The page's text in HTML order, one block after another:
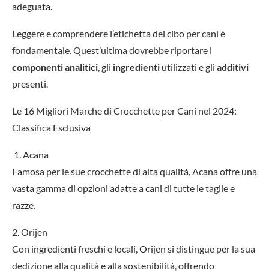
adeguata.
Leggere e comprendere l’etichetta del cibo per cani è
fondamentale. Quest’ultima dovrebbe riportare i
componenti analitici, gli ingredienti utilizzati e gli additivi
presenti.
Le 16 Migliori Marche di Crocchette per Cani nel 2024:
Classifica Esclusiva
1. Acana
Famosa per le sue crocchette di alta qualità, Acana offre una
vasta gamma di opzioni adatte a cani di tutte le taglie e
razze.
2. Orijen
Con ingredienti freschi e locali, Orijen si distingue per la sua
dedizione alla qualità e alla sostenibilità, offrendo